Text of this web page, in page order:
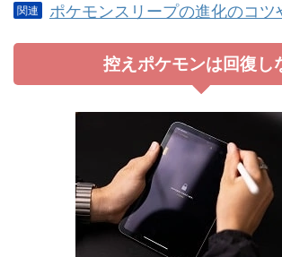
ポケモンスリープの進化のコツ
控えポケモンは回復し